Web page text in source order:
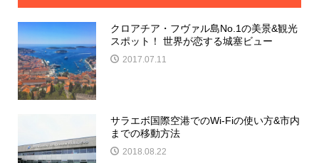
クロアチア・フヴァル島No.1の美景&観光
スポット！ 世界が恋する城塞ビュー
2017.07.11
サラエボ国際空港でのWi-Fiの使い方&市内
までの移動方法
2018.08.22